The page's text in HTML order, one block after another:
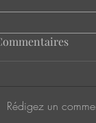
Rédigez un